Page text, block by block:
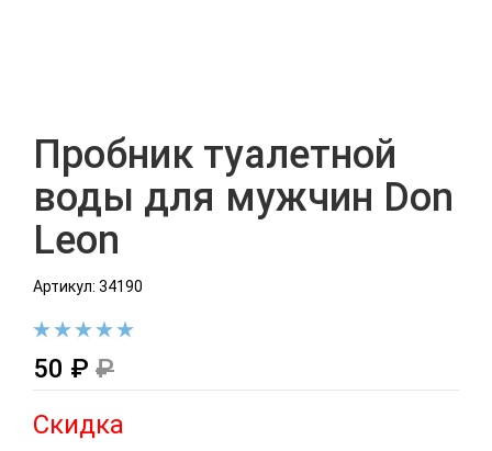
Пробник туалетной
воды для мужчин Don
Leon
Артикул: 34190
50 ₽ ₽
Скидка